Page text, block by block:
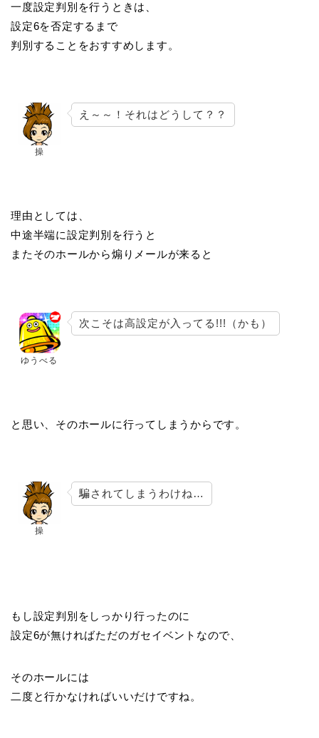
一度設定判別を行うときは、
設定6を否定するまで
判別することをおすすめします。
操
え～～！それはどうして？？
理由としては、
中途半端に設定判別を行うと
またそのホールから煽りメールが来ると
ゆうべる
次こそは高設定が入ってる!!!（かも）
と思い、そのホールに行ってしまうからです。
操
騙されてしまうわけね…
もし設定判別をしっかり行ったのに
設定6が無ければただのガセイベントなので、
そのホールには
二度と行かなければいいだけですね。